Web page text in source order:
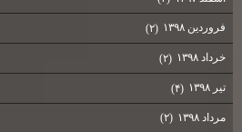
فروردین ۱۳۹۸ (۲)
خرداد ۱۳۹۸ (۲)
تیر ۱۳۹۸ (۴)
مرداد ۱۳۹۸ (۲)